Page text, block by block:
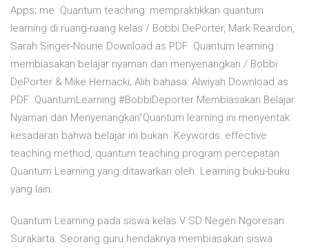
Apps; me Quantum teaching: mempraktikkan quantum
learning di ruang-ruang kelas / Bobbi DePorter, Mark Reardon,
Sarah Singer-Nourie Download as PDF Quantum learning :
membiasakan belajar nyaman dan menyenangkan / Bobbi
DePorter & Mike Hernacki; Alih bahasa: Alwiyah Download as
PDF QuantumLearning #BobbiDeporter Membiasakan Belajar
Nyaman dan Menyenangkan"Quantum learning ini menyentak
kesadaran bahwa belajar ini bukan Keywords: effective
teaching method, quantum teaching program percepatan
Quantum Learning yang ditawarkan oleh. Learning buku-buku
yang lain.
Quantum Learning pada siswa kelas V SD Negeri Ngoresan
Surakarta. Seorang guru hendaknya membiasakan siswa